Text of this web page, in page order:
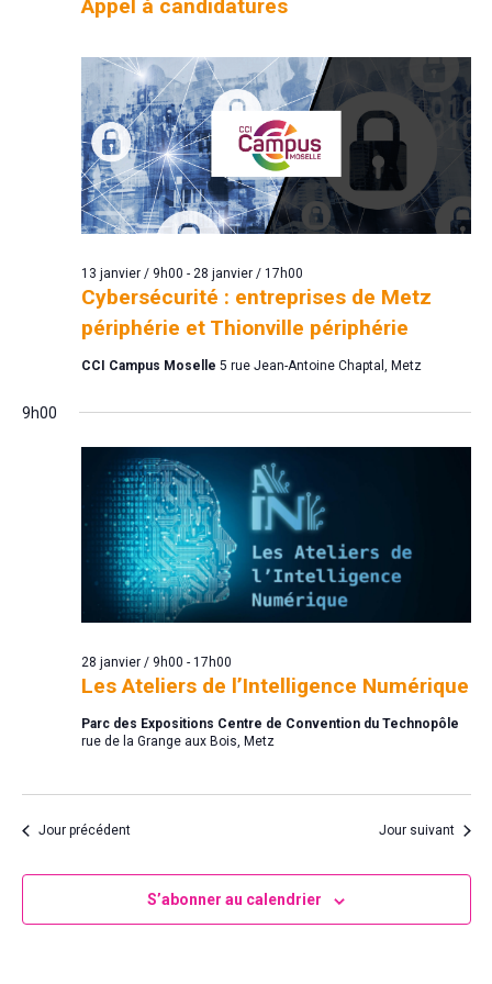
Appel à candidatures
Cybersécurité : entreprises de Metz
périphérie et Thionville périphérie
13 janvier / 9h00 - 28 janvier / 17h00
CCI Campus Moselle 5 rue Jean-Antoine Chaptal, Metz
9h00
Les Ateliers de l’Intelligence Numérique
28 janvier / 9h00 - 17h00
Parc des Expositions Centre de Convention du Technopôle
rue de la Grange aux Bois, Metz
Jour précédent Jour suivant
S’abonner au calendrier